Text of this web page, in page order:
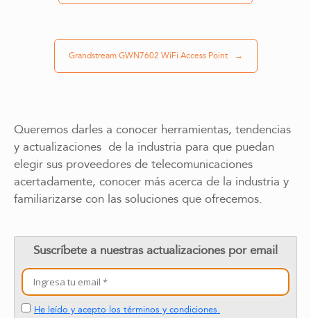
Grandstream GWN7602 WiFi Access Point →
Queremos darles a conocer herramientas, tendencias
y actualizaciones de la industria para que puedan
elegir sus proveedores de telecomunicaciones
acertadamente, conocer más acerca de la industria y
familiarizarse con las soluciones que ofrecemos.
Suscríbete a nuestras actualizaciones por email
He leído y acepto los términos y condiciones.